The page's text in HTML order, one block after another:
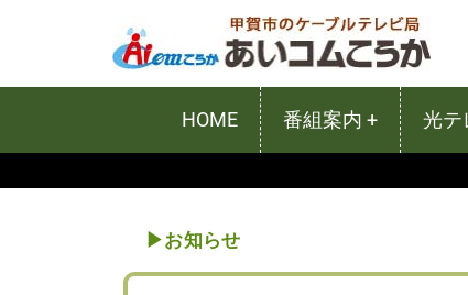
HOME 番組案内 + 光テ
▶︎お知らせ